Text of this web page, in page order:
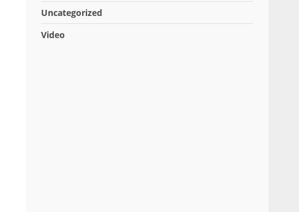
Uncategorized
Video